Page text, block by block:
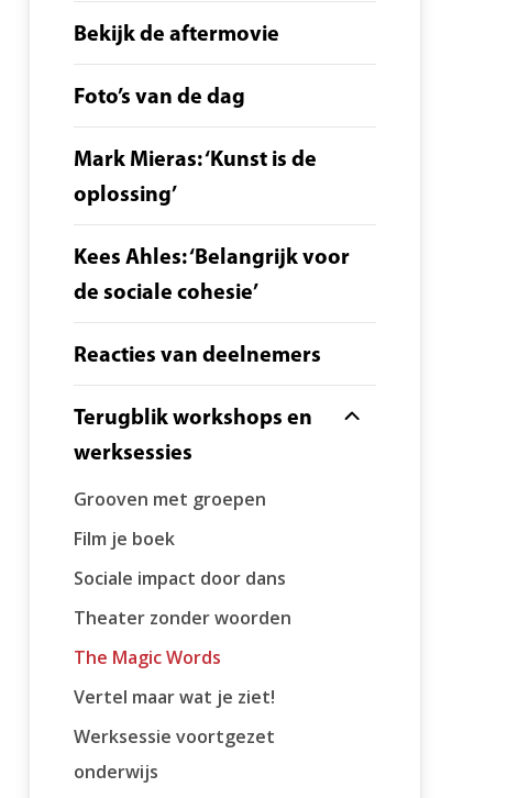
Bekijk de aftermovie
Foto’s van de dag
Mark Mieras: ‘Kunst is de
oplossing’
Kees Ahles: ‘Belangrijk voor
de sociale cohesie’
Reacties van deelnemers
Terugblik workshops en
werksessies
Grooven met groepen
Film je boek
Sociale impact door dans
Theater zonder woorden
The Magic Words
Vertel maar wat je ziet!
Werksessie voortgezet
onderwijs